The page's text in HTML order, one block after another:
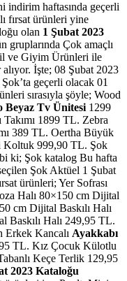
indirim haftasında geçerli
fırsat ürünleri yine
olan 1 Şubat 2023
gruplarında Çok amaçlı
ve Giyim Ürünleri ile
İşte; 08 Şubat 2023
geçerli olacak 01
sırasıyla şöyle; Wood
Beyaz Tv Ünitesi1299
1899 TL. Zebra
389 TL. Oertha Büyük
Koltuk 999,90 TL. Şok
ki; Şok katalog Bu hafta
Şok Aktüel 1 Şubat
ürünleri; Yer Sofrası
Halı 80×150 cm Dijital
cm Dijital Baskılı Halı
Baskılı Halı 249,95 TL.
Erkek Kancalı Ayakkabı
TL. Kız Çocuk Külotlu
Keçe Terlik 129,95
2023 Kataloğu